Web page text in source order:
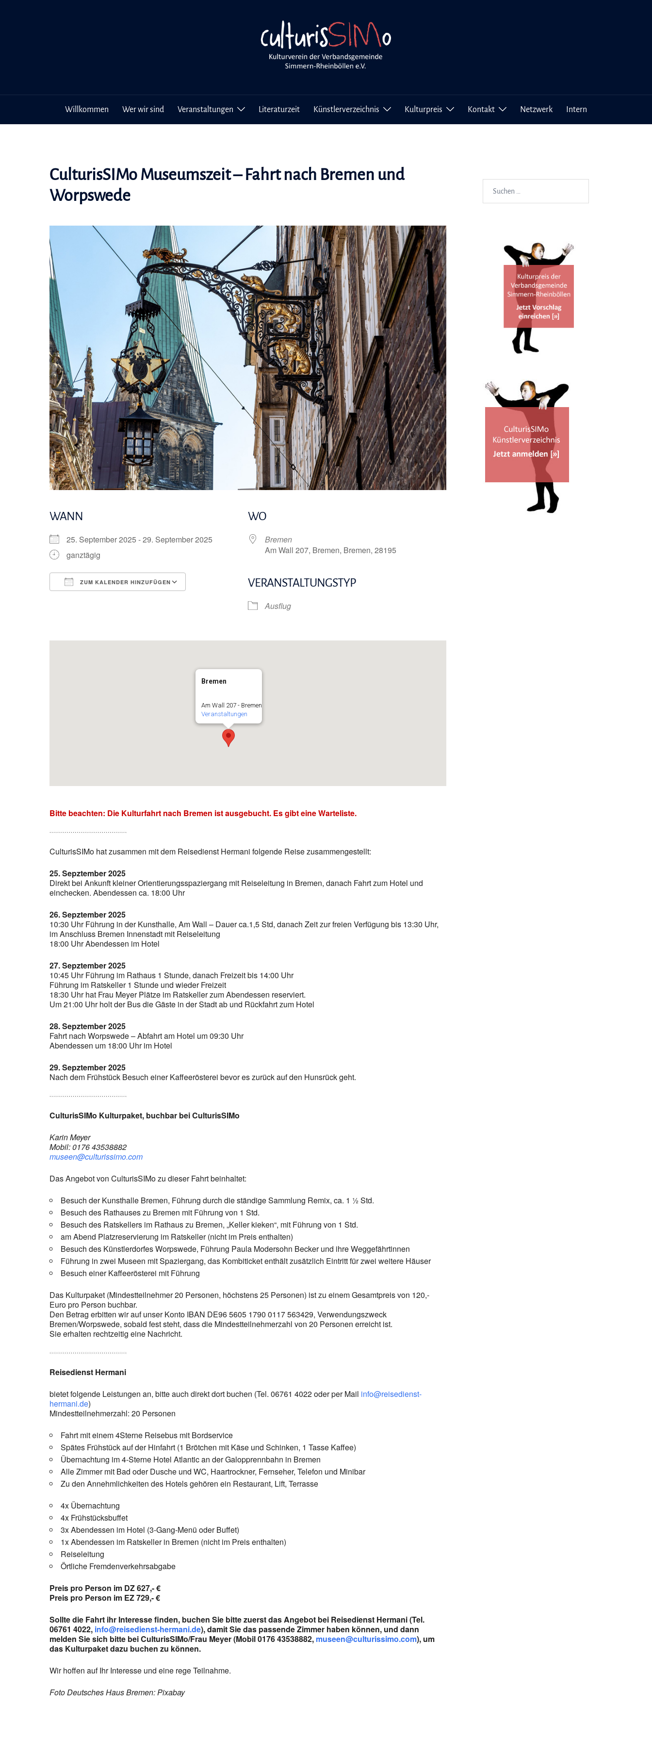
Willkommen Wer wir sind Veranstaltungen Literaturzeit Künstlerverzeichnis Kulturpreis Kontakt Netzwerk Intern
CulturisSIMo Museumszeit – Fahrt nach Bremen und
Worpswede
WANN
25. September 2025 - 29. September 2025
ganztägig
ZUM KALENDER HINZUFÜGEN
Google Kalender
WO
Bremen
Am Wall 207, Bremen, Bremen, 28195
VERANSTALTUNGSTYP
Ausflug
Bremen
Am Wall 207 - Bremen
Veranstaltungen
Bitte beachten: Die Kulturfahrt nach Bremen ist ausgebucht. Es gibt eine Warteliste.
CulturisSIMo hat zusammen mit dem Reisedienst Hermani folgende Reise zusammengestellt:
25. Sepztember 2025
Direkt bei Ankunft kleiner Orientierungsspaziergang mit Reiseleitung in Bremen, danach Fahrt zum Hotel und
einchecken. Abendessen ca. 18:00 Uhr
26. Sepztember 2025
10:30 Uhr Führung in der Kunsthalle, Am Wall – Dauer ca.1,5 Std, danach Zeit zur freien Verfügung bis 13:30 Uhr,
im Anschluss Bremen Innenstadt mit Reiseleitung
18:00 Uhr Abendessen im Hotel
27. Sepztember 2025
10:45 Uhr Führung im Rathaus 1 Stunde, danach Freizeit bis 14:00 Uhr
Führung im Ratskeller 1 Stunde und wieder Freizeit
18:30 Uhr hat Frau Meyer Plätze im Ratskeller zum Abendessen reserviert.
Um 21:00 Uhr holt der Bus die Gäste in der Stadt ab und Rückfahrt zum Hotel
28. Sepztember 2025
Fahrt nach Worpswede – Abfahrt am Hotel um 09:30 Uhr
Abendessen um 18:00 Uhr im Hotel
29. Sepztember 2025
Nach dem Frühstück Besuch einer Kaffeerösterei bevor es zurück auf den Hunsrück geht.
CulturisSIMo Kulturpaket, buchbar bei CulturisSIMo
Karin Meyer
Mobil: 0176 43538882
museen@culturissimo.com
Das Angebot von CulturisSIMo zu dieser Fahrt beinhaltet:
Besuch der Kunsthalle Bremen, Führung durch die ständige Sammlung Remix, ca. 1 ½ Std.
Besuch des Rathauses zu Bremen mit Führung von 1 Std.
Besuch des Ratskellers im Rathaus zu Bremen, „Keller kieken“, mit Führung von 1 Std.
am Abend Platzreservierung im Ratskeller (nicht im Preis enthalten)
Besuch des Künstlerdorfes Worpswede, Führung Paula Modersohn Becker und ihre Weggefährtinnen
Führung in zwei Museen mit Spaziergang, das Kombiticket enthält zusätzlich Eintritt für zwei weitere Häuser
Besuch einer Kaffeerösterei mit Führung
Das Kulturpaket (Mindestteilnehmer 20 Personen, höchstens 25 Personen) ist zu einem Gesamtpreis von 120,-
Euro pro Person buchbar.
Den Betrag erbitten wir auf unser Konto IBAN DE96 5605 1790 0117 563429, Verwendungszweck
Bremen/Worpswede, sobald fest steht, dass die Mindestteilnehmerzahl von 20 Personen erreicht ist.
Sie erhalten rechtzeitig eine Nachricht.
Reisedienst Hermani
bietet folgende Leistungen an, bitte auch direkt dort buchen (Tel. 06761 4022 oder per Mail info@reisedienst-
hermani.de)
Mindestteilnehmerzahl: 20 Personen
Fahrt mit einem 4Sterne Reisebus mit Bordservice
Spätes Frühstück auf der Hinfahrt (1 Brötchen mit Käse und Schinken, 1 Tasse Kaffee)
Übernachtung im 4-Sterne Hotel Atlantic an der Galopprennbahn in Bremen
Alle Zimmer mit Bad oder Dusche und WC, Haartrockner, Fernseher, Telefon und Minibar
Zu den Annehmlichkeiten des Hotels gehören ein Restaurant, Lift, Terrasse
4x Übernachtung
4x Frühstücksbuffet
3x Abendessen im Hotel (3-Gang-Menü oder Buffet)
1x Abendessen im Ratskeller in Bremen (nicht im Preis enthalten)
Reiseleitung
Örtliche Fremdenverkehrsabgabe
Preis pro Person im DZ 627,- €
Preis pro Person im EZ 729,- €
Sollte die Fahrt ihr Interesse finden, buchen Sie bitte zuerst das Angebot bei Reisedienst Hermani (Tel.
06761 4022, info@reisedienst-hermani.de), damit Sie das passende Zimmer haben können, und dann
melden Sie sich bitte bei CulturisSIMo/Frau Meyer (Mobil 0176 43538882, museen@culturissimo.com), um
das Kulturpaket dazu buchen zu können.
Wir hoffen auf Ihr Interesse und eine rege Teilnahme.
Foto Deutsches Haus Bremen: Pixabay